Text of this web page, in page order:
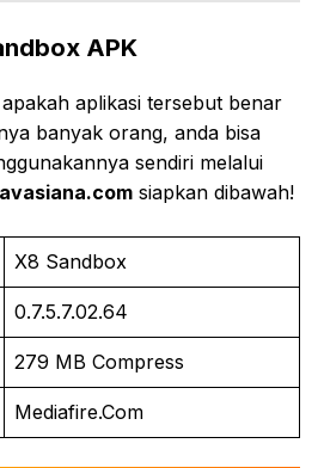
APK
aplikasi tersebut benar
banyak orang, anda bisa
sendiri melalui
siapkan dibawah!
X8 Sandbox
0.7.5.7.02.64
279 MB Compress
Mediafire.Com